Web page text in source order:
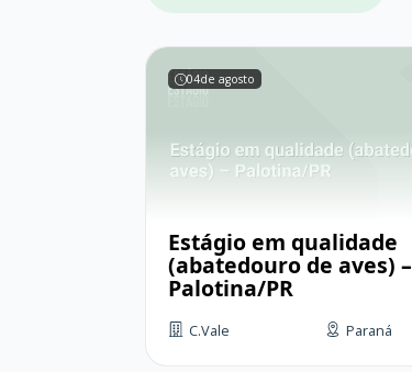
04de agosto
Estágio em qualidade
(abatedouro de aves) –
Palotina/PR
C.Vale Paraná